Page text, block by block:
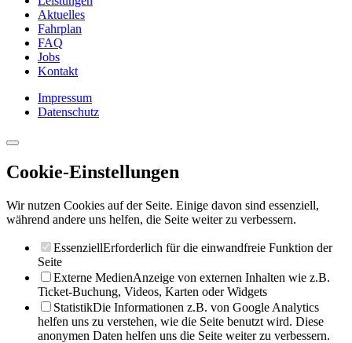
Aktuelles
Fahrplan
FAQ
Jobs
Kontakt
Impressum
Datenschutz
Cookie-Einstellungen
Wir nutzen Cookies auf der Seite. Einige davon sind essenziell,
während andere uns helfen, die Seite weiter zu verbessern.
EssenziellErforderlich für die einwandfreie Funktion der
Seite
Externe MedienAnzeige von externen Inhalten wie z.B.
Ticket-Buchung, Videos, Karten oder Widgets
StatistikDie Informationen z.B. von Google Analytics
helfen uns zu verstehen, wie die Seite benutzt wird. Diese
anonymen Daten helfen uns die Seite weiter zu verbessern.